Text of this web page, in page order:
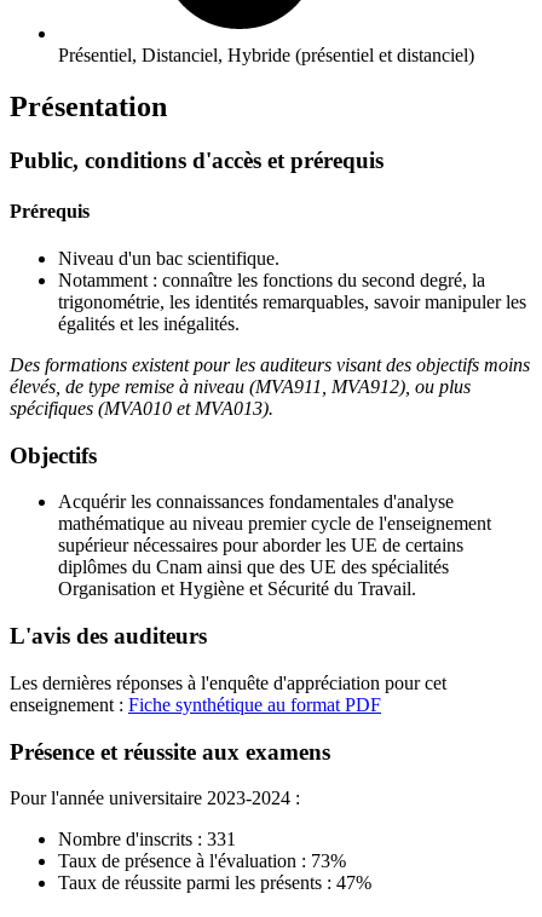
Présentiel, Distanciel, Hybride (présentiel et distanciel)
Présentation
Public, conditions d'accès et prérequis
Prérequis
Niveau d'un bac scientifique.
Notamment : connaître les fonctions du second degré, la
trigonométrie, les identités remarquables, savoir manipuler les
égalités et les inégalités.
Des formations existent pour les auditeurs visant des objectifs moins
élevés, de type remise à niveau (MVA911, MVA912), ou plus
spécifiques (MVA010 et MVA013).
Objectifs
Acquérir les connaissances fondamentales d'analyse
mathématique au niveau premier cycle de l'enseignement
supérieur nécessaires pour aborder les UE de certains
diplômes du Cnam ainsi que des UE des spécialités
Organisation et Hygiène et Sécurité du Travail.
L'avis des auditeurs
Les dernières réponses à l'enquête d'appréciation pour cet
enseignement : Fiche synthétique au format PDF
Présence et réussite aux examens
Pour l'année universitaire 2023-2024 :
Nombre d'inscrits : 331
Taux de présence à l'évaluation : 73%
Taux de réussite parmi les présents : 47%